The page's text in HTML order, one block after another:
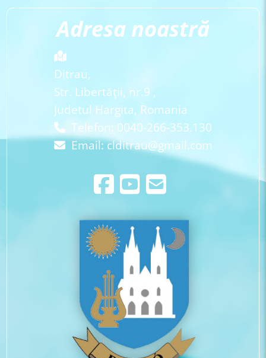
Adresa noastră
Ditrau,
Str. Libertăţii, nr.9 ,
Judetul Hargita, Romania
Telefon: 0040-266-353.130
Email:clditrau@gmail.com